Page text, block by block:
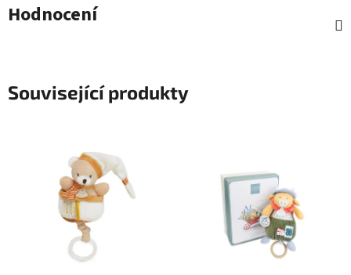
Hodnocení
Související produkty